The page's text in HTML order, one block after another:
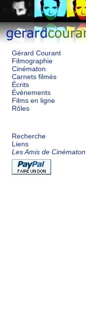
Gérard Courant
Filmographie
Cinématon
Carnets filmés
Écrits
Événements
Films en ligne
Rôles
Recherche
Liens
Les Amis de Cinématon